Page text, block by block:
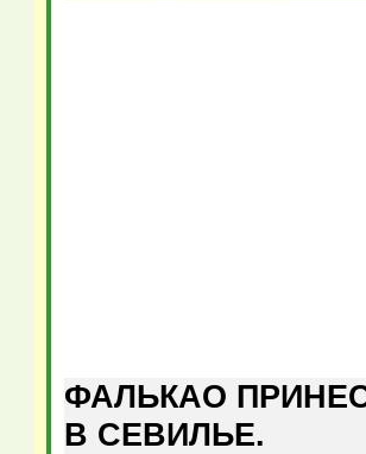
ФАЛЬКАО
В СЕВИЛЬЕ.